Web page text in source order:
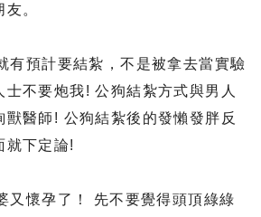
。
有預計要結紮，不是被拿去當實驗
不要炮我! 公狗結紮方式與男人
獸醫師! 公狗結紮後的發懶發胖反
就下定論!
又懷孕了！ 先不要覺得頭頂綠綠